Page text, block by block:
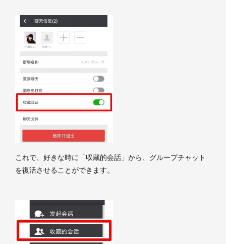
これで、好きな時に「収蔵的会話」から、グループチャット
を復活させることができます。